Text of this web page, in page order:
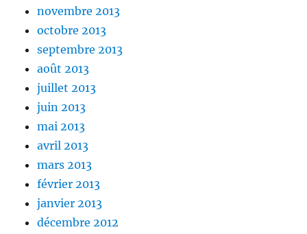
novembre 2013
octobre 2013
septembre 2013
août 2013
juillet 2013
juin 2013
mai 2013
avril 2013
mars 2013
février 2013
janvier 2013
décembre 2012